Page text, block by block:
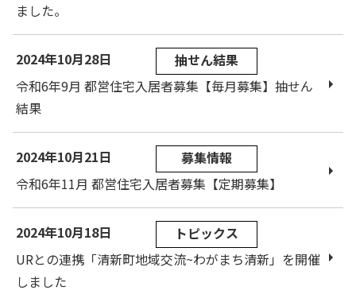
ました。
2024年10月28日
抽せん結果
令和6年9月 都営住宅入居者募集【毎月募集】抽せん
結果
2024年10月21日
募集情報
令和6年11月 都営住宅入居者募集【定期募集】
2024年10月18日
トピックス
URとの連携「清新町地域交流~わがまち清新」を開催
しました